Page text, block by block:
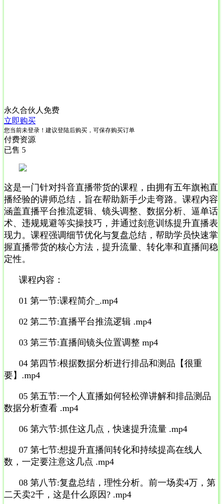
永久合伙人 免费
立即购买
您当前未登录！建议登陆后购买，可保存购买订单
付费资源
已售 5
这是一门针对抖音直播带货的课程，由拥有五年旗袍直
播经验的讲师总结，旨在帮助新手少走弯路。课程内容
涵盖直播平台推流逻辑、镜头调整、数据分析、逼单话
术、违规规避等实操技巧，并通过刻意训练提升直播表
现力。课程强调细节优化与复盘总结，帮助学员快速掌
握直播带货的核心方法，提升流量、转化率和直播间稳
定性。
课程内容：
01 第一节:课程简介_.mp4
02 第二节:直播平台推流逻辑 .mp4
03 第三节:直播间镜头位置调整 mp4
04 第四节:根据数据分析进行排品和测品【很重
要】.mp4
05 第五节:一个人直播如何轻松弹讲解和排品测品
数据分析查看 .mp4
06 第六节:抓住这几点，快速提升流量 .mp4
07 第七节:想提升直播间转化和持续提高在线人
数，一定要注意这几点 .mp4
08 第八节:复盘总结，理性分析。前一场卖4万，第
二天卖2千，这是什么原因? .mp4